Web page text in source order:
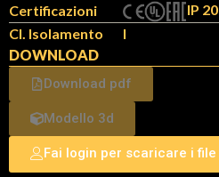
Certificazioni
IP 20
Cl. Isolamento
I
DOWNLOAD
Download pdf
Modello 3d
Fai login per scaricare i file